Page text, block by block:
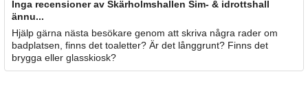
Inga recensioner av Skärholmshallen Sim- & idrottshall
ännu...
Hjälp gärna nästa besökare genom att skriva några rader om
badplatsen, finns det toaletter? Är det långgrunt? Finns det
brygga eller glasskiosk?